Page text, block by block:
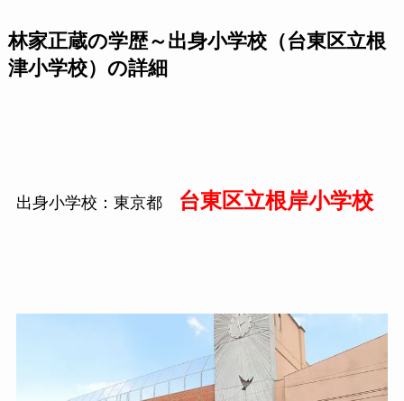
林家正蔵の学歴～出身小学校（台東区立根
津小学校）の詳細
出身小学校：東京都 台東区立根岸小学校